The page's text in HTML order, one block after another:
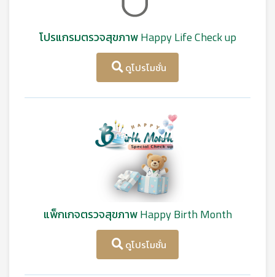
โปรแกรมตรวจสุขภาพ Happy Life Check up
ดูโปรโมชั่น
แพ็กเกจตรวจสุขภาพ Happy Birth Month
ดูโปรโมชั่น